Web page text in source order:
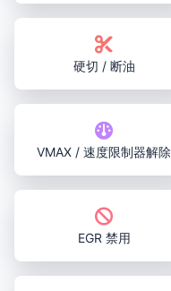
硬切 / 断油
VMAX / 速度限制器解除
EGR 禁用